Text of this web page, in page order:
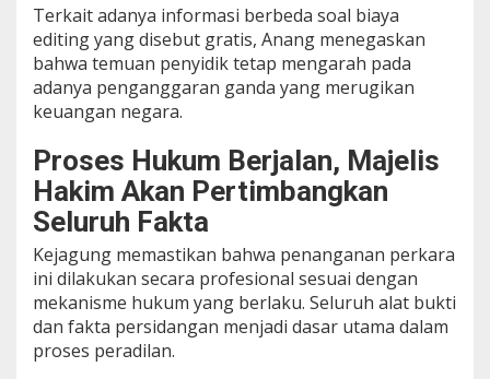
Terkait adanya informasi berbeda soal biaya
editing yang disebut gratis, Anang menegaskan
bahwa temuan penyidik tetap mengarah pada
adanya penganggaran ganda yang merugikan
keuangan negara.
Proses Hukum Berjalan, Majelis
Hakim Akan Pertimbangkan
Seluruh Fakta
Kejagung memastikan bahwa penanganan perkara
ini dilakukan secara profesional sesuai dengan
mekanisme hukum yang berlaku. Seluruh alat bukti
dan fakta persidangan menjadi dasar utama dalam
proses peradilan.